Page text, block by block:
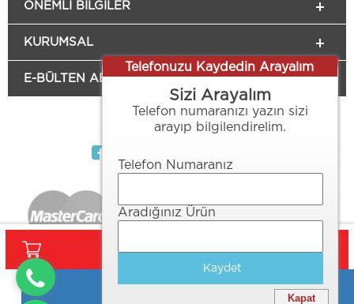
SEPETE EKLE
ÖNEMLI BILGILER
KURUMSAL
E-BÜLTEN ABONELİĞİ
Sosyal Medya
Oto Şeref Yedek Parça ve Plastik İmalatı - Her Hakkı Saklıdır.
Telefonuzu Kaydedin Arayalım
Sizi Arayalım
Telefon numaranızı yazın sizi
arayıp bilgilendirelim.
Telefon Numaranız
Aradığınız Ürün
Kaydet
Kapat